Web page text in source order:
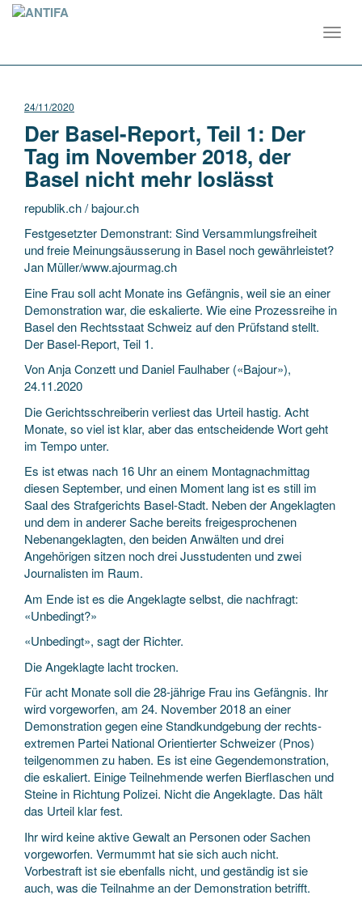
24/11/2020
Der Basel-Report, Teil 1: Der
Tag im November 2018, der
Basel nicht mehr loslässt
republik.ch / bajour.ch
Festgesetzter Demonstrant: Sind Versammlungs­freiheit
und freie Meinungs­äusserung in Basel noch gewährleistet?
Jan Müller/www.ajourmag.ch
Eine Frau soll acht Monate ins Gefängnis, weil sie an einer
Demonstration war, die eskalierte. Wie eine Prozessreihe in
Basel den Rechtsstaat Schweiz auf den Prüfstand stellt.
Der Basel-Report, Teil 1.
Von Anja Conzett und Daniel Faulhaber («Bajour»),
24.11.2020
Die Gerichtsschreiberin verliest das Urteil hastig. Acht
Monate, so viel ist klar, aber das entscheidende Wort geht
im Tempo unter.
Es ist etwas nach 16 Uhr an einem Montag­nachmittag
diesen September, und einen Moment lang ist es still im
Saal des Straf­gerichts Basel-Stadt. Neben der Angeklagten
und dem in anderer Sache bereits freigesprochenen
Neben­angeklagten, den beiden Anwälten und drei
Angehörigen sitzen noch drei Jusstudenten und zwei
Journalisten im Raum.
Am Ende ist es die Angeklagte selbst, die nachfragt:
«Unbedingt?»
«Unbedingt», sagt der Richter.
Die Angeklagte lacht trocken.
Für acht Monate soll die 28-jährige Frau ins Gefängnis. Ihr
wird vorgeworfen, am 24. November 2018 an einer
Demonstration gegen eine Stand­kund­gebung der rechts­
extremen Partei National Orientierter Schweizer (Pnos)
teilgenommen zu haben. Es ist eine Gegen­demonstration,
die eskaliert. Einige Teilnehmende werfen Bier­flaschen und
Steine in Richtung Polizei. Nicht die Angeklagte. Das hält
das Urteil klar fest.
Ihr wird keine aktive Gewalt an Personen oder Sachen
vorgeworfen. Vermummt hat sie sich auch nicht.
Vorbestraft ist sie ebenfalls nicht, und geständig ist sie
auch, was die Teilnahme an der Demonstration betrifft.